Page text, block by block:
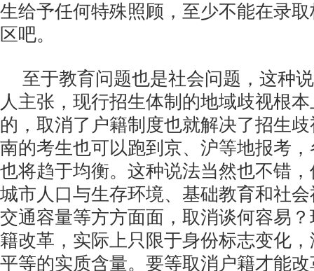
生给予任何特殊照顾，至少不能在录
区吧。
至于教育问题也是社会问题，这种
人主张，现行招生体制的地域歧视根
的，取消了户籍制度也就解决了招生
南的考生也可以跑到京、沪等地报考
也将趋于均衡。这种说法当然也不错
城市人口与生存环境、基础教育和社
交通容量等方方面面，取消谈何容易
籍改革，实际上只限于身份标志变化
平等的实质含量。要等取消户籍才能